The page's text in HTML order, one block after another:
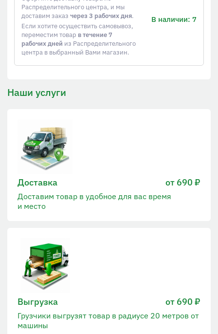
Распределительного центра, и мы
доставим заказ через 3 рабочих дня.
Если хотите осуществить самовывоз,
переместим товар в течение 7
рабочих дней из Распределительного
центра в выбранный Вами магазин.
В наличии: 7
Наши услуги
Доставка от 690 ₽
Доставим товар в удобное для вас время
и место
Выгрузка от 690 ₽
Грузчики выгрузят товар в радиусе 20 метров от
машины